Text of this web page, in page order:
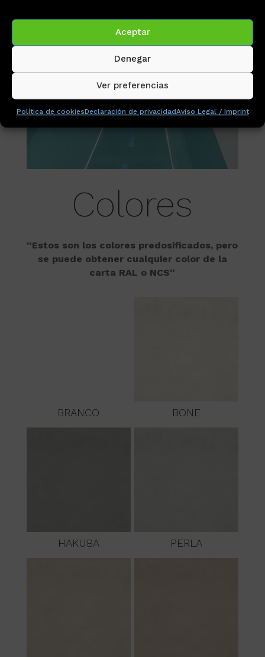
Aceptar
Denegar
Ver preferencias
Política de cookiesDeclaración de privacidadAviso Legal / Imprint
Piscinas
Colores
“Estos son los colores predosificados, pero
se puede obtener cualquier color de la
carta RAL o NCS“
BRANCO BONE
HAKUBA PERLA